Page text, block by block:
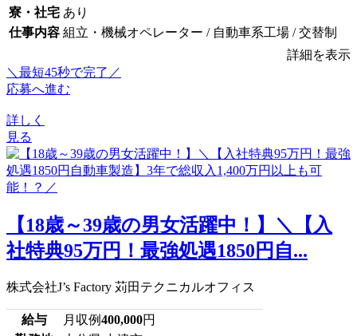
寮・社宅 あり
仕事内容 組立・機械オペレーター / 自動車系工場 / 交替制
詳細を表示
＼最短45秒で完了／
応募へ進む
詳しく
見る
【18歳～39歳の男女活躍中！】＼【入
社特典95万円！最強処遇1850円自...
株式会社J’s Factory 苅田テクニカルオフィス
給与 月収例400,000円